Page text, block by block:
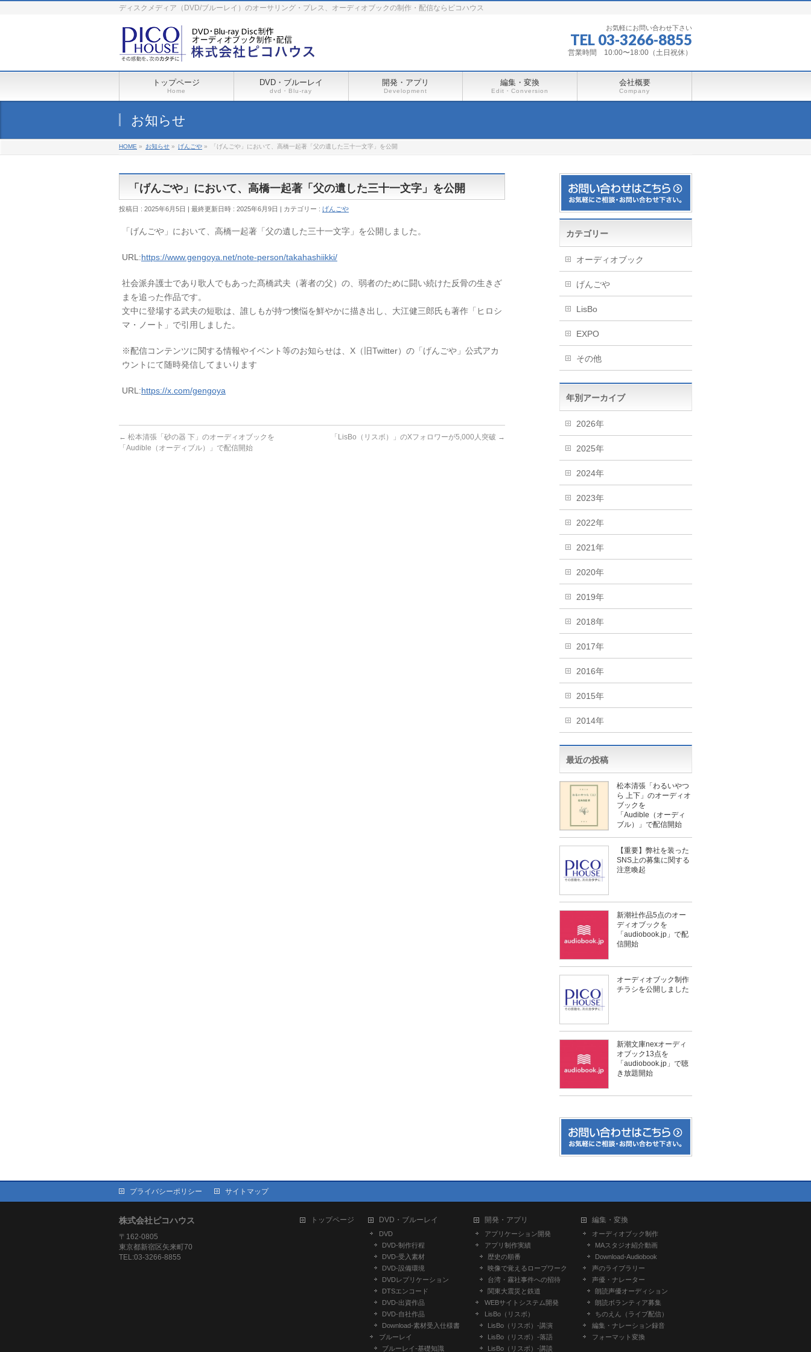
ディスクメディア（DVD/ブルーレイ）のオーサリング・プレス、オーディオブックの制作・配信ならピコハウス
お気軽にお問い合わせ下さい
TEL 03-3266-8855
営業時間 10:00〜18:00（土日祝休）
トップページ
Home
DVD・ブルーレイ
dvd・Blu-ray
開発・アプリ
Development
編集・変換
Edit・Conversion
会社概要
Company
お知らせ
HOME » お知らせ » げんごや » 「げんごや」において、高橋一起著「父の遺した三十一文字」を公開
「げんごや」において、高橋一起著「父の遺した三十一文字」を公開
投稿日 : 2025年6月5日 最終更新日時 : 2025年6月9日 カテゴリー : げんごや
「げんごや」において、高橋一起著「父の遺した三十一文字」を公開しました。
URL:https://www.gengoya.net/note-person/takahashiikki/
社会派弁護士であり歌人でもあった髙橋武夫（著者の父）の、弱者のために闘い続けた反骨の生きざ
まを追った作品です。
文中に登場する武夫の短歌は、誰しもが持つ懊悩を鮮やかに描き出し、大江健三郎氏も著作「ヒロシ
マ・ノート」で引用しました。
※配信コンテンツに関する情報やイベント等のお知らせは、X（旧Twitter）の「げんごや」公式アカ
ウントにて随時発信してまいります
URL:https://x.com/gengoya
← 松本清張「砂の器 下」のオーディオブックを
「Audible（オーディブル）」で配信開始
「LisBo（リスボ）」のXフォロワーが5,000人突破 →
カテゴリー
オーディオブック
げんごや
LisBo
EXPO
その他
年別アーカイブ
2026年
2025年
2024年
2023年
2022年
2021年
2020年
2019年
2018年
2017年
2016年
2015年
2014年
最近の投稿
松本清張「わるいやつ
ら 上下」のオーディオ
ブックを
「Audible（オーディ
ブル）」で配信開始
【重要】弊社を装った
SNS上の募集に関する
注意喚起
新潮社作品5点のオー
ディオブックを
「audiobook.jp」で配
信開始
オーディオブック制作
チラシを公開しました
新潮文庫nexオーディ
オブック13点を
「audiobook.jp」で聴
き放題開始
プライバシーポリシー サイトマップ
株式会社ピコハウス
〒162-0805
東京都新宿区矢来町70
TEL:03-3266-8855
トップページ DVD・ブルーレイ
DVD
DVD-制作行程
DVD-受入素材
DVD-設備環境
DVDレプリケーション
DTSエンコード
DVD-出資作品
DVD-自社作品
​Download-素材受入仕様書
ブルーレイ
ブルーレイ-基礎知識
開発・アプリ
アプリケーション開発
アプリ制作実績
歴史の順番
映像で覚えるロープワーク
台湾・霧社事件への招待
関東大震災と鉄道
WEBサイトシステム開発
LisBo（リスボ）
LisBo（リスボ）-講演
LisBo（リスボ）-落語
LisBo（リスボ）-講談
編集・変換
オーディオブック制作
MAスタジオ紹介動画
Download-Audiobook
声のライブラリー
声優・ナレーター
朗読声優オーディション
朗読ボランティア募集
ちのえん（ライブ配信）
編集・ナレーション録音
フォーマット変換